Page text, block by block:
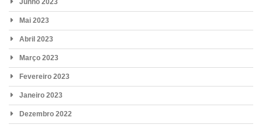
Junho 2023
Mai 2023
Abril 2023
Março 2023
Fevereiro 2023
Janeiro 2023
Dezembro 2022